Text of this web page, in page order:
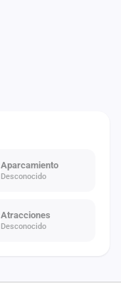
Aparcamiento
Desconocido
Atracciones
Desconocido